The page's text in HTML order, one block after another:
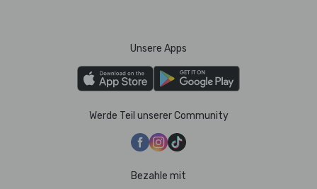
Unsere Apps
Werde Teil unserer Community
Bezahle mit